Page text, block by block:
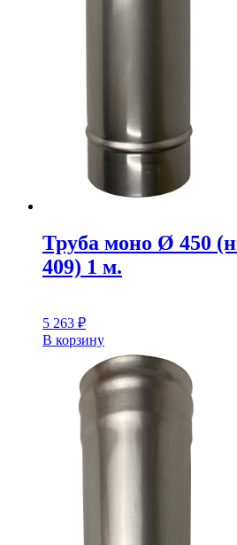
Труба моно Ø 450
409) 1 м.
5 263 ₽
В корзину